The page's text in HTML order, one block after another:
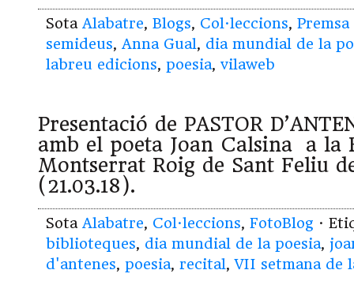
Sota Alabatre, Blogs, Col·leccions, Premsa
semideus, Anna Gual, dia mundial de la
labreu edicions, poesia, vilaweb
Presentació de PASTOR
amb el poeta Joan Calsina a la
Montserrat Roig de Sant Feliu
(21.03.18).
Sota Alabatre, Col·leccions, FotoBlog ·
biblioteques, dia mundial de la poesia,
d'antenes, poesia, recital,VII setmana de